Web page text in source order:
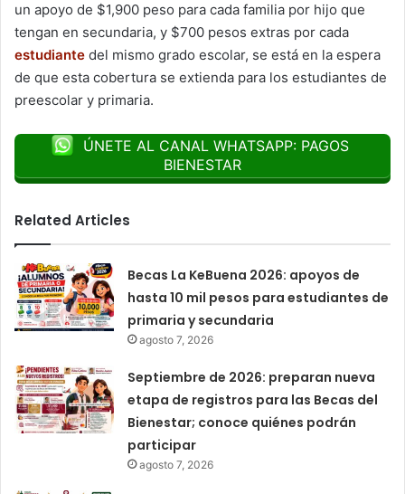
un apoyo de $1,900 peso para cada familia por hijo que
tengan en secundaria, y $700 pesos extras por cada
estudiante del mismo grado escolar, se está en la espera
de que esta cobertura se extienda para los estudiantes de
preescolar y primaria.
ÚNETE AL CANAL WHATSAPP: PAGOS
BIENESTAR
Related Articles
Becas La KeBuena 2026: apoyos de
hasta 10 mil pesos para estudiantes de
primaria y secundaria
agosto 7, 2026
Septiembre de 2026: preparan nueva
etapa de registros para las Becas del
Bienestar; conoce quiénes podrán
participar
agosto 7, 2026